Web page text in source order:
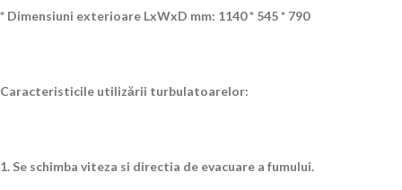
* Dimensiuni exterioare LxWxD mm: 1140 * 545 * 790
Caracteristicile utilizării turbulatoarelor:
1. Se schimba viteza si directia de evacuare a fumului.